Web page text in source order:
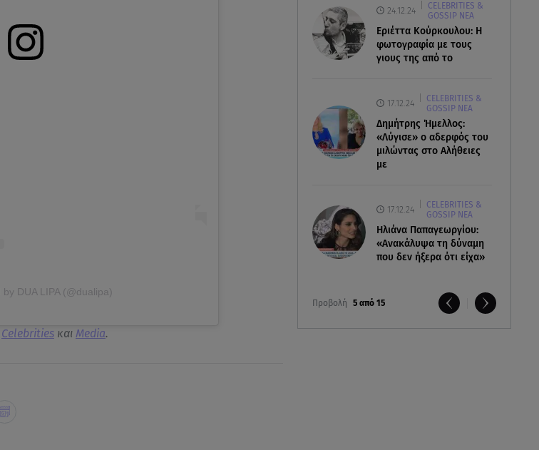
24.12.24
CELEBRITIES &
GOSSIP ΝΕΑ
Εριέττα Κούρκουλου: Η
φωτογραφία με τους
γιους της από το
17.12.24
CELEBRITIES &
GOSSIP ΝΕΑ
Δημήτρης Ήμελλος:
«Λύγισε» ο αδερφός του
μιλώντας στο Αλήθειες
με
17.12.24
CELEBRITIES &
GOSSIP ΝΕΑ
Ηλιάνα Παπαγεωργίου:
«Ανακάλυψα τη δύναμη
που δεν ήξερα ότι είχα»
Προβολή 5 από 15
DUA LIPA (@dualipa)
Celebritiesκαι Media.